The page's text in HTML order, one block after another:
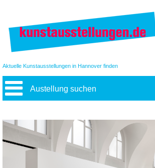
Aktuelle Kunstausstellungen in Hannover finden
Austellung suchen